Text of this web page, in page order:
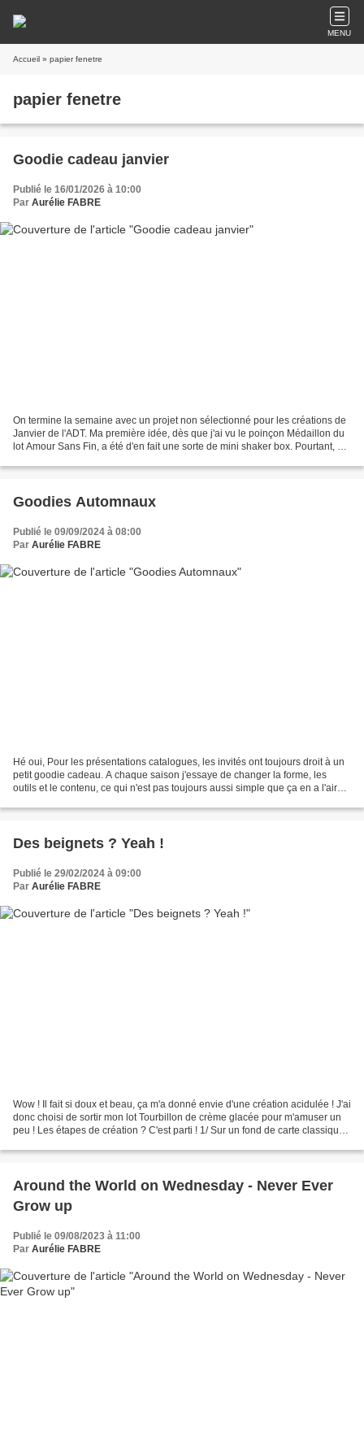
MENU
Accueil » papier fenetre
papier fenetre
Goodie cadeau janvier
Publié le 16/01/2026 à 10:00
Par Aurélie FABRE
On termine la semaine avec un projet non sélectionné pour les créations de
Janvier de l'ADT. Ma première idée, dès que j'ai vu le poinçon Médaillon du
lot Amour Sans Fin, a été d'en fait une sorte de mini shaker box. Pourtant, ce
Goodies Automnaux
Publié le 09/09/2024 à 08:00
Par Aurélie FABRE
Hé oui, Pour les présentations catalogues, les invités ont toujours droit à un
petit goodie cadeau. A chaque saison j'essaye de changer la forme, les
outils et le contenu, ce qui n'est pas toujours aussi simple que ça en a l'air…
Des beignets ? Yeah !
Publié le 29/02/2024 à 09:00
Par Aurélie FABRE
Wow ! Il fait si doux et beau, ça m'a donné envie d'une création acidulée ! J'ai
donc choisi de sortir mon lot Tourbillon de crème glacée pour m'amuser un
peu ! Les étapes de création ? C'est parti ! 1/ Sur un fond de carte classique
Around the World on Wednesday - Never Ever
Grow up
Publié le 09/08/2023 à 11:00
Par Aurélie FABRE